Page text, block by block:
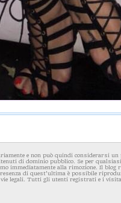
e non può quindi considerarsi un
di dominio pubblico. Se per
immediatamente alla rimozione. Il
di quest'ultima è possibile
legali. Tutti gli utenti registrati e i